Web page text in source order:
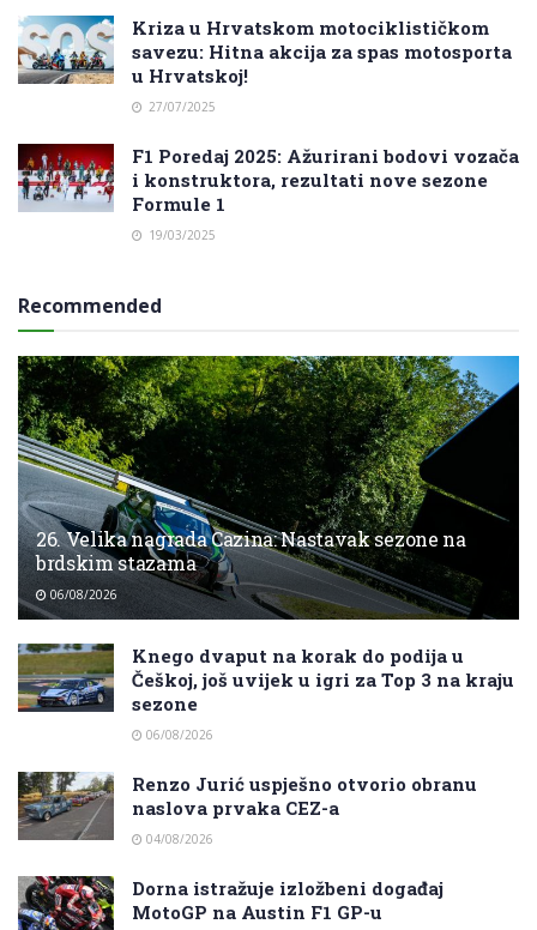
Kriza u Hrvatskom motociklističkom
savezu: Hitna akcija za spas motosporta
u Hrvatskoj!
27/07/2025
F1 Poredaj 2025: Ažurirani bodovi vozača
i konstruktora, rezultati nove sezone
Formule 1
19/03/2025
Recommended
26. Velika nagrada Cazina: Nastavak sezone na
brdskim stazama
06/08/2026
Knego dvaput na korak do podija u
Češkoj, još uvijek u igri za Top 3 na kraju
sezone
06/08/2026
Renzo Jurić uspješno otvorio obranu
naslova prvaka CEZ-a
04/08/2026
Dorna istražuje izložbeni događaj
MotoGP na Austin F1 GP-u